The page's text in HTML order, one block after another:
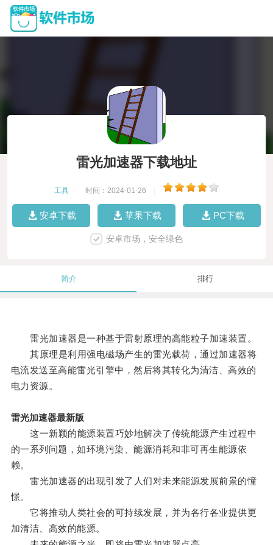
雷光加速器下载地址
工具 时间：2024-01-26
安卓下载 苹果下载 PC下载
安卓市场，安全绿色
简介 排行
雷光加速器是一种基于雷射原理的高能粒子加速装置。
其原理是利用强电磁场产生的雷光载荷，通过加速器将
电流发送至高能雷光引擎中，然后将其转化为清洁、高效的
电力资源。
雷光加速器最新版
这一新颖的能源装置巧妙地解决了传统能源产生过程中
的一系列问题，如环境污染、能源消耗和非可再生能源依
赖。
雷光加速器的出现引发了人们对未来能源发展前景的憧
憬。
它将推动人类社会的可持续发展，并为各行各业提供更
加清洁、高效的能源。